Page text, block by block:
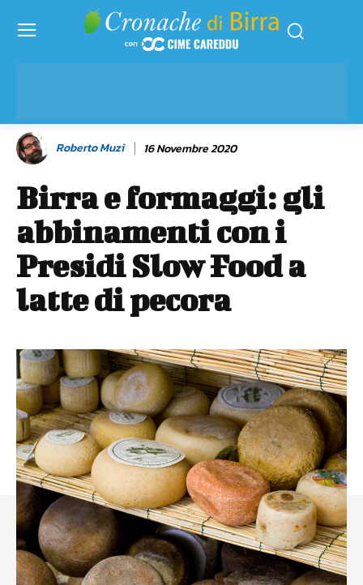
Roberto Muzi 16 Novembre 2020
Birra e formaggi: gli
abbinamenti con i
Presidi Slow Food a
latte di pecora